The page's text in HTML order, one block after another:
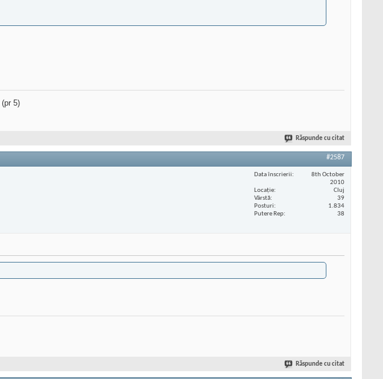
(pr 5)
Răspunde cu citat
#2587
Data înscrierii
8th October
2010
Locaţie
Cluj
Vârstă
39
Posturi
1.834
Putere Rep
38
Răspunde cu citat